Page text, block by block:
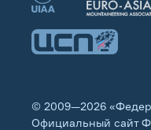
© 2009—2026
Официальный сайт